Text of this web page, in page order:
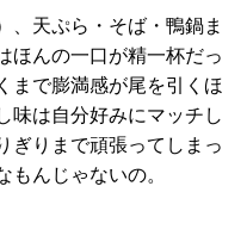
、天ぷら・そば・鴨鍋ま
ほんの一口が精一杯だっ
まで膨満感が尾を引くほ
味は自分好みにマッチし
ぎりまで頑張ってしまっ
もんじゃないの。